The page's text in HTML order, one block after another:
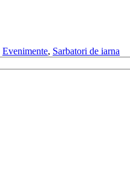
Evenimente, Sarbatori de iarna